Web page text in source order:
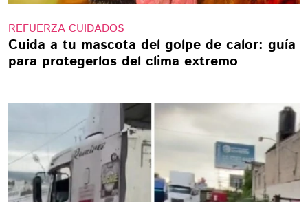
REFUERZA CUIDADOS
Cuida a tu mascota del golpe de calor: guía
para protegerlos del clima extremo